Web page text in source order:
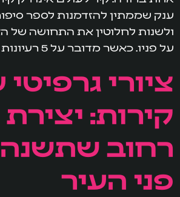
ענק שממתין להזדמנות לספר
ולשנות לחלוטין את התחושה של
על פניו. כאשר מדובר על 5 רעיונות […]
ציורי
קירות:
רחוב
פני העיר